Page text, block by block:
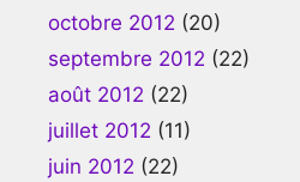
octobre 2012 (20)
septembre 2012 (22)
août 2012 (22)
juillet 2012 (11)
juin 2012 (22)